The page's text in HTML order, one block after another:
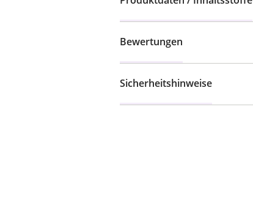
Bewertungen
Sicherheitshinweise